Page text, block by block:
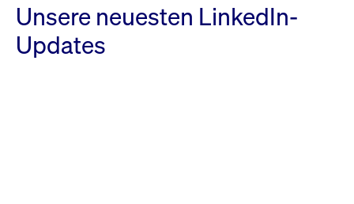
Unsere neuesten LinkedIn-
Updates